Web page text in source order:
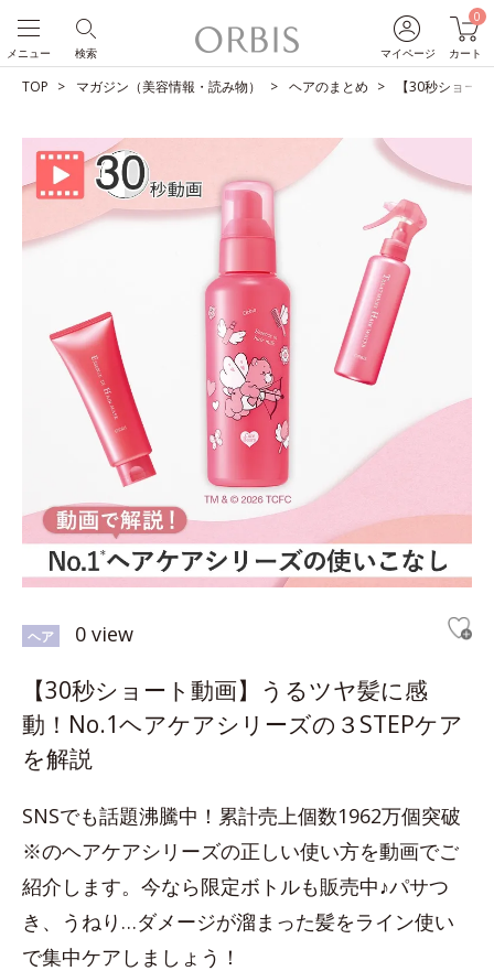
マイページ
0
カート
検索
メニュー
TOP マガジン（美容情報・読み物） ヘアのまとめ 【30秒ショー
ヘア 0 view
【30秒ショート動画】うるツヤ髪に感
動！No.1ヘアケアシリーズの３STEPケア
を解説
SNSでも話題沸騰中！累計売上個数1962万個突破
※のヘアケアシリーズの正しい使い方を動画でご
紹介します。今なら限定ボトルも販売中♪パサつ
き、うねり…ダメージが溜まった髪をライン使い
で集中ケアしましょう！